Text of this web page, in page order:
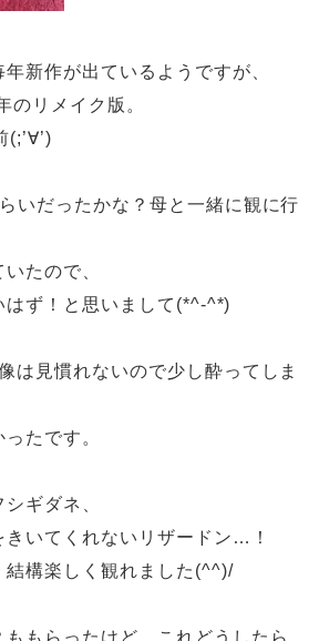
新作が出ているようですが、
のリメイク版。
(;’∀’)
いだったかな？母と一緒に観に行
たので、
ず！と思いまして (*^-^*)
は見慣れないので少し酔ってしま
たです。
ギダネ、
いてくれないリザードン…！
構楽しく観れました (^^)/
もらったけど、これどうしたら